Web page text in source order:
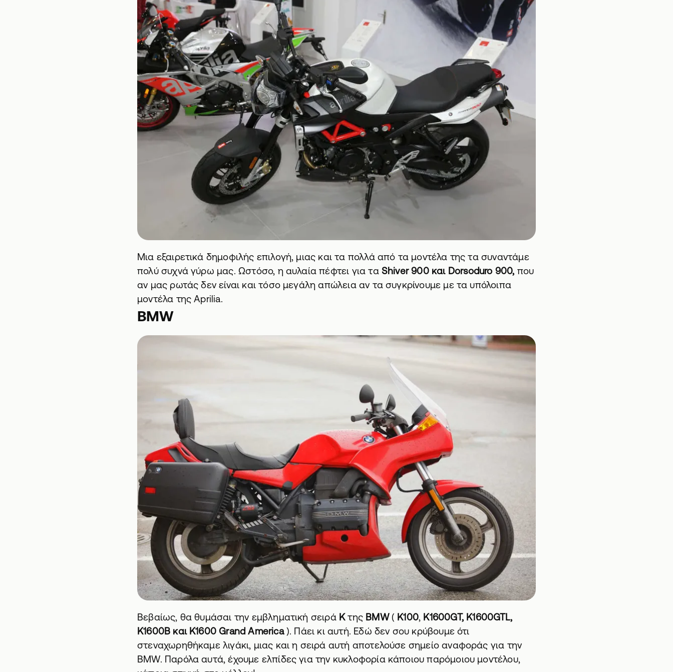
Μια εξαιρετικά δημοφιλής επιλογή, μιας και τα πολλά από τα μοντέλα της τα συναντάμε
πολύ συχνά γύρω μας. Ωστόσο, η αυλαία πέφτει για τα Shiver 900 και Dorsoduro 900, που
αν μας ρωτάς δεν είναι και τόσο μεγάλη απώλεια αν τα συγκρίνουμε με τα υπόλοιπα
μοντέλα της Aprilia.
BMW
Βεβαίως, θα θυμάσαι την εμβληματική σειρά Κτης BMW( Κ100, K1600GT, K1600GTL,
K1600B και K1600 Grand America). Πάει κι αυτή. Εδώ δεν σου κρύβουμε ότι
στεναχωρηθήκαμε λιγάκι, μιας και η σειρά αυτή αποτελούσε σημείο αναφοράς για την
BMW. Παρόλα αυτά, έχουμε ελπίδες για την κυκλοφορία κάποιου παρόμοιου μοντέλου,